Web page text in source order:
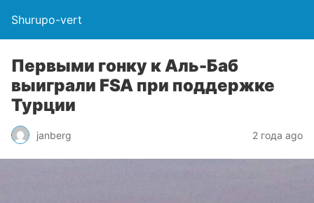
Shurupo-vert
Первыми гонку к Аль-Баб
выиграли FSA при поддержке
Турции
janberg 2 года ago